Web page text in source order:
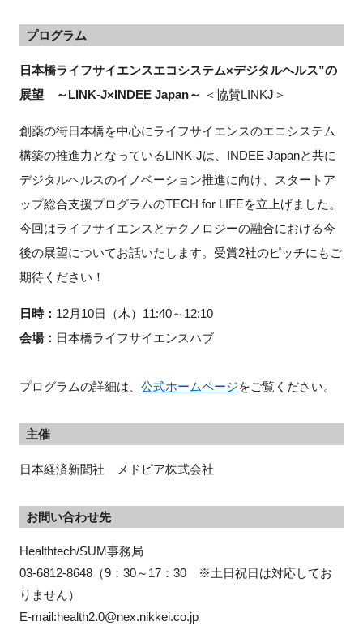
プログラム
日本橋ライフサイエンスエコシステム×デジタルヘルス”の
展望 ～LINK-J×INDEE Japan～ ＜協賛LINKJ＞
創薬の街日本橋を中心にライフサイエンスのエコシステム
構築の推進力となっているLINK-Jは、INDEE Japanと共に
デジタルヘルスのイノベーション推進に向け、スタートア
ップ総合支援プログラムのTECH for LIFEを立上げました。
今回はライフサイエンスとテクノロジーの融合における今
後の展望についてお話いたします。受賞2社のピッチにもご
期待ください！
日時： 12月10日（木）11:40～12:10
会場： 日本橋ライフサイエンスハブ
プログラムの詳細は、 公式ホームページをご覧ください。
主催
日本経済新聞社 メドピア株式会社
お問い合わせ先
Healthtech/SUM事務局
03-6812-8648（9：30～17：30　※土日祝日は対応してお
りません）
E-mail:health2.0@nex.nikkei.co.jp